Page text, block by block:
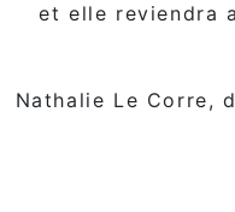
et elle reviendra
Nathalie Le Corre,